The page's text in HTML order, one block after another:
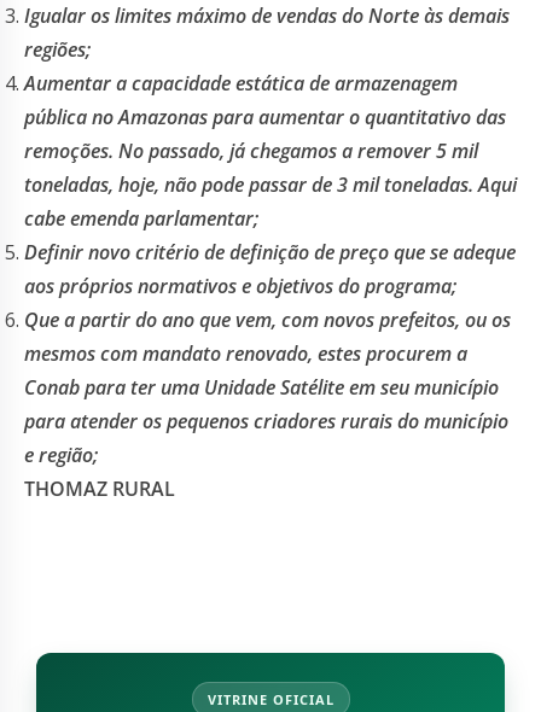
Igualar os limites máximo de vendas do Norte às demais
regiões;
Aumentar a capacidade estática de armazenagem
pública no Amazonas para aumentar o quantitativo das
remoções. No passado, já chegamos a remover 5 mil
toneladas, hoje, não pode passar de 3 mil toneladas. Aqui
cabe emenda parlamentar;
Definir novo critério de definição de preço que se adeque
aos próprios normativos e objetivos do programa;
Que a partir do ano que vem, com novos prefeitos, ou os
mesmos com mandato renovado, estes procurem a
Conab para ter uma Unidade Satélite em seu município
para atender os pequenos criadores rurais do município
e região;
THOMAZ RURAL
VITRINE OFICIAL